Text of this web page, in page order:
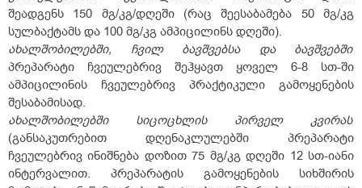
შეადგენს 150 მგ/კგ/დღეში (რაც შეესაბამება 50 მგ/კგ
სულბაქტამს და 100 მგ/კგ ამპიცილინს დღეში).
ახალშობილებში,
ჩვილ ბავშვებსა და
ბავშვებში
პრეპარატი ჩვეულებრივ შეჰყავთ ყოველ 6-8 სთ-ში
ამპიცილინის ჩვეულებრივ პრაქტიკული გამოყენების
შესაბამისად.
ახალშობილებში
სიცოცხლის პირველ კვირას
(განსაკუთრებით დღენაკლულებში პრეპარატი
ჩვეულებრივ ინიშნება დოზით 75 მგ/კგ დღეში 12 სთ-იანი
ინტერვალით. პრეპარატის გამოყენების სიხშირის